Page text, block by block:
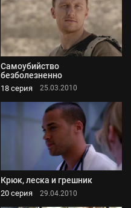
Самоубийство
безболезненно
18 серия 25.03.2010
Крюк, леска и грешник
20 серия 29.04.2010